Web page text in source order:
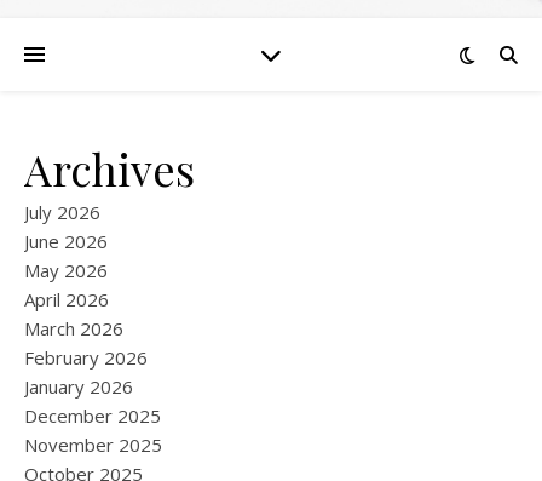
Archives
July 2026
June 2026
May 2026
April 2026
March 2026
February 2026
January 2026
December 2025
November 2025
October 2025